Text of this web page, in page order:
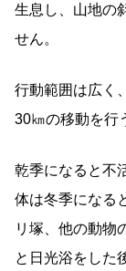
生息し、山地の
せん。
行動範囲は広く
30㎞の移動を行
乾季になると不
体は冬季になる
リ塚、他の動物
と日光浴をした